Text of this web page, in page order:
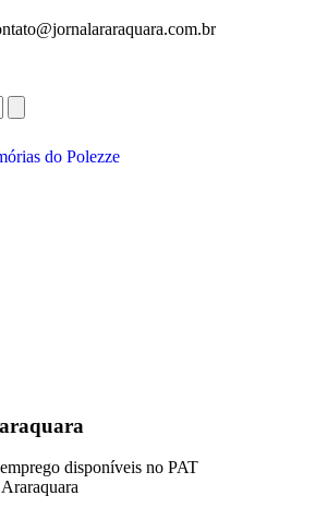
do Polezze
disponíveis no PAT